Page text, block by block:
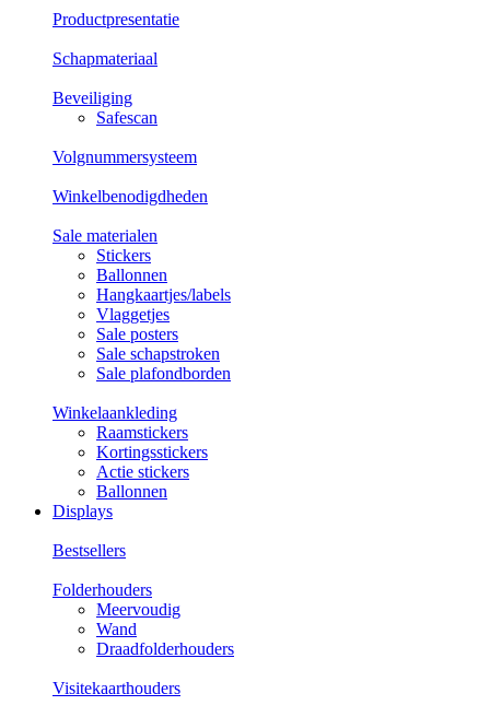
Productpresentatie
Schapmateriaal
Beveiliging
Safescan
Volgnummersysteem
Winkelbenodigdheden
Sale materialen
Stickers
Ballonnen
Hangkaartjes/labels
Vlaggetjes
Sale posters
Sale schapstroken
Sale plafondborden
Winkelaankleding
Raamstickers
Kortingsstickers
Actie stickers
Ballonnen
Displays
Bestsellers
Folderhouders
Meervoudig
Wand
Draadfolderhouders
Visitekaarthouders